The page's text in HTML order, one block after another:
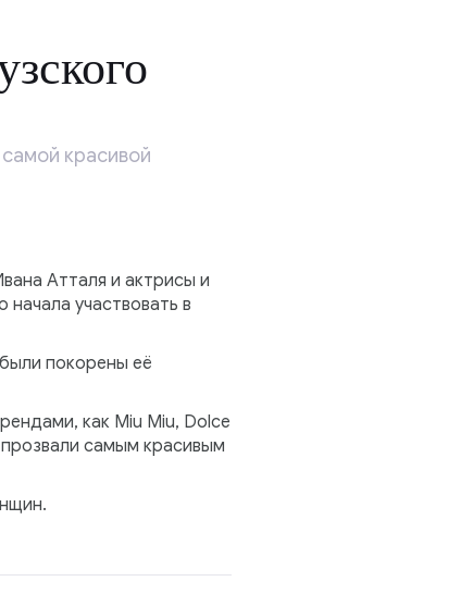
красивой
Атталя и актрисы и
участвовать в
покорены её
как Miu Miu, Dolce
самым красивым